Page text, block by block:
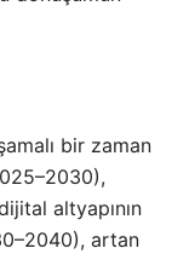
bir zaman
altyapının
artan